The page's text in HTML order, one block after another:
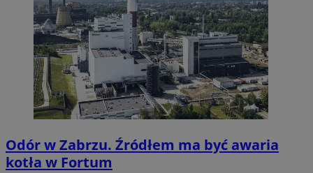
Odór w Zabrzu. Źródłem ma być awaria
kotła w Fortum